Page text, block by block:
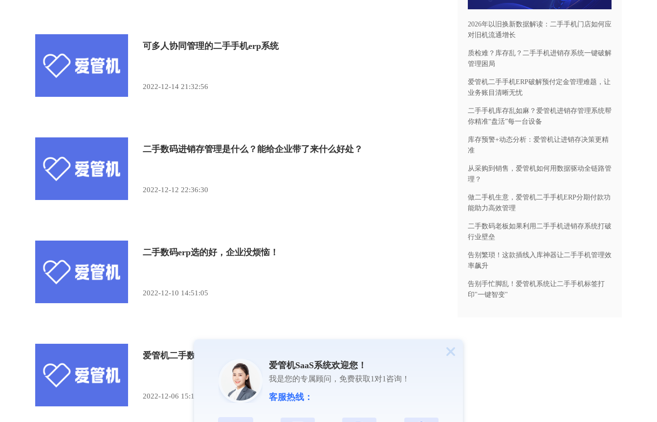
爱管机SaaS系统欢迎您！
我是您的专属顾问，免费获取1对1咨询！
客服热线：
可多人协同管理的二手手机erp系统
2022-12-14 21:32:56
二手数码进销存管理是什么？能给企业带了来什么好处？
2022-12-12 22:36:30
二手数码erp选的好，企业没烦恼！
2022-12-10 14:51:05
爱管机二手数码erp系统，助力企业掌控全局！
2022-12-06 15:11:26
2026年以旧换新数据解读：二手手机门店如何应
对旧机流通增长
质检难？库存乱？二手手机进销存系统一键破解
管理困局
爱管机二手手机ERP破解预付定金管理难题，让
业务账目清晰无忧
二手手机库存乱如麻？爱管机进销存管理系统帮
你精准“盘活”每一台设备
库存预警+动态分析：爱管机让进销存决策更精
准
从采购到销售，爱管机如何用数据驱动全链路管
理？
做二手机生意，爱管机二手手机ERP分期付款功
能助力高效管理
二手数码老板如果利用二手手机进销存系统打破
行业壁垒
告别繁琐！这款插线入库神器让二手手机管理效
率飙升
告别手忙脚乱！爱管机系统让二手手机标签打
印"一键智变"